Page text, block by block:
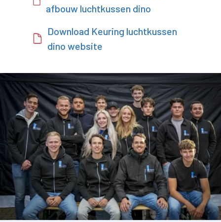
afbouw luchtkussen dino
Download Keuring luchtkussen
dino website